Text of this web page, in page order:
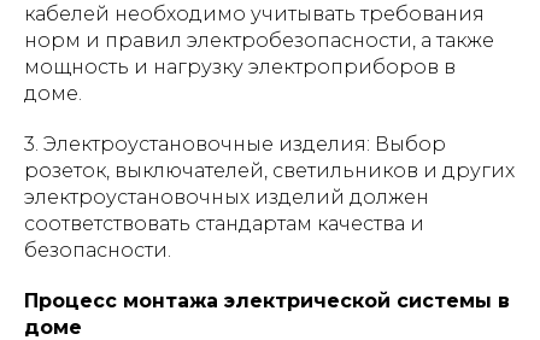
кабелей необходимо учитывать требования
норм и правил электробезопасности, а также
мощность и нагрузку электроприборов в
доме.
3. Электроустановочные изделия: Выбор
розеток, выключателей, светильников и других
электроустановочных изделий должен
соответствовать стандартам качества и
безопасности.
Процесс монтажа электрической системы в
доме